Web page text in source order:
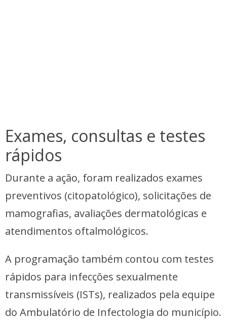
Exames, consultas e testes
rápidos
Durante a ação, foram realizados exames
preventivos (citopatológico), solicitações de
mamografias, avaliações dermatológicas e
atendimentos oftalmológicos.
A programação também contou com testes
rápidos para infecções sexualmente
transmissíveis (ISTs), realizados pela equipe
do Ambulatório de Infectologia do município.